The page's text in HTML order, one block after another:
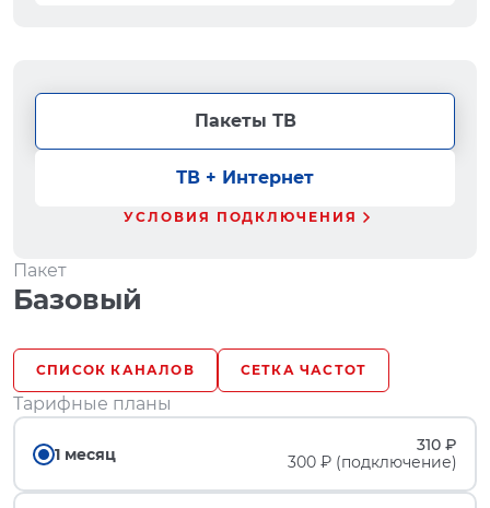
Пакеты ТВ
ТВ + Интернет
УСЛОВИЯ ПОДКЛЮЧЕНИЯ
Пакет
Базовый
СПИСОК КАНАЛОВ СЕТКА ЧАСТОТ
Тарифные планы
1 месяц
310 ₽
300 ₽ (подключение)